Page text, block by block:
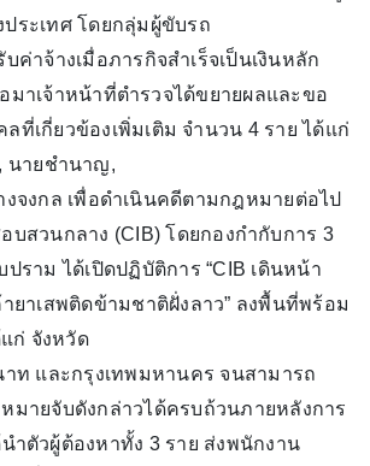
ระเทศ โดยกลุ่มผู้ขับรถ
ค่าจ้างเมื่อภารกิจสำเร็จเป็นเงินหลัก
าเจ้าหน้าที่ตำรวจได้ขยายผลและขอ
ที่เกี่ยวข้องเพิ่มเติม จำนวน 4 ราย ได้แก่
นายชำนาญ,
จงกล เพื่อดำเนินคดีตามกฎหมายต่อไป
บสวนกลาง (CIB) โดยกองกำกับการ 3
ราม ได้เปิดปฏิบัติการ “CIB เดินหน้า
ยาเสพติดข้ามชาติฝั่งลาว” ลงพื้นที่พร้อม
ก่ จังหวัด
ท และกรุงเทพมหานคร จนสามารถ
มายจับดังกล่าวได้ครบถ้วนภายหลังการ
ำตัวผู้ต้องหาทั้ง 3 ราย ส่งพนักงาน